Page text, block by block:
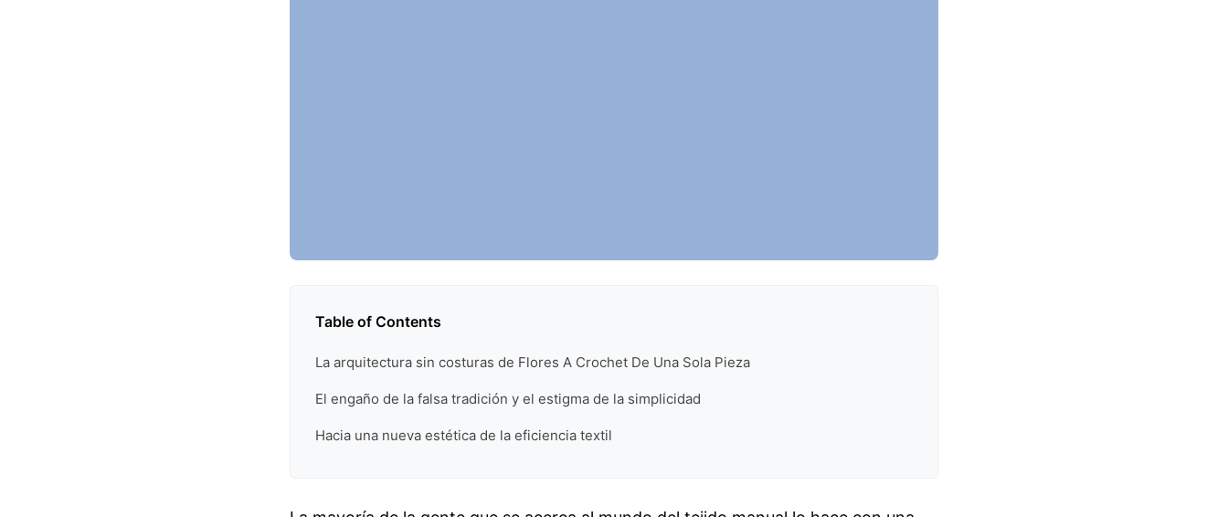
Table of Contents
La arquitectura sin costuras de Flores A Crochet De Una Sola Pieza
El engaño de la falsa tradición y el estigma de la simplicidad
Hacia una nueva estética de la eficiencia textil